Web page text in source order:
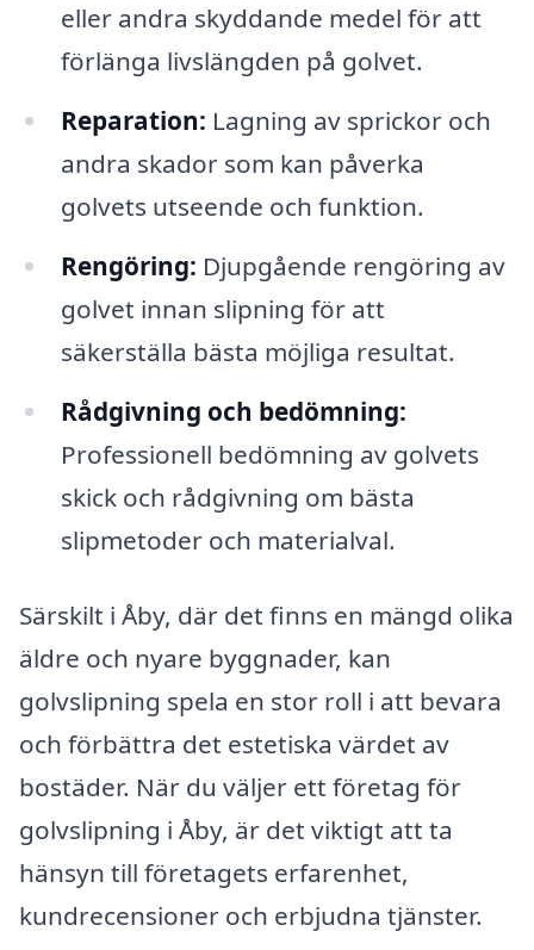
eller andra skyddande medel för att
förlänga livslängden på golvet.
Reparation: Lagning av sprickor och
andra skador som kan påverka
golvets utseende och funktion.
Rengöring: Djupgående rengöring av
golvet innan slipning för att
säkerställa bästa möjliga resultat.
Rådgivning och bedömning:
Professionell bedömning av golvets
skick och rådgivning om bästa
slipmetoder och materialval.
Särskilt i Åby, där det finns en mängd olika
äldre och nyare byggnader, kan
golvslipning spela en stor roll i att bevara
och förbättra det estetiska värdet av
bostäder. När du väljer ett företag för
golvslipning i Åby, är det viktigt att ta
hänsyn till företagets erfarenhet,
kundrecensioner och erbjudna tjänster.